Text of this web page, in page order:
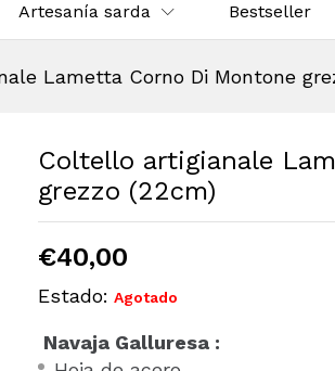
Artesanía sarda Bestseller
Lametta Corno Di Montone
Coltello artigianale
grezzo (22cm)
€40,00
Estado: Agotado
Navaja Galluresa :